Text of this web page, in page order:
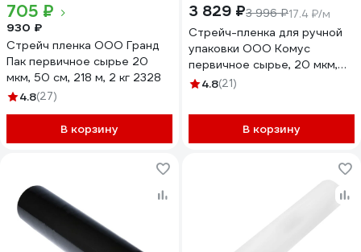
705 ₽
930 ₽
Стрейч пленка ООО Гранд
Пак первичное сырье 20
мкм, 50 см, 218 м, 2 кг 2328
4.8(27)
В корзину
3 829 ₽3 996 ₽17.4 ₽/м
Стрейч-пленка для ручной
упаковки ООО Комус
первичное сырье, 20 мкм,
50 см, 220 м, 2 кг нетто, в
4.8(21)
В корзину